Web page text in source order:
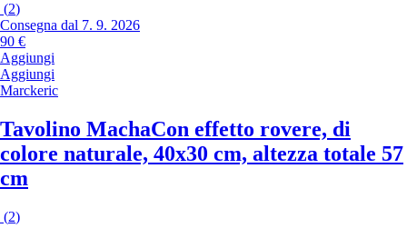
(2)
Consegna dal 7. 9. 2026
90 €
Aggiungi
Aggiungi
Marckeric
Tavolino MachaCon effetto rovere, di
colore naturale, 40x30 cm, altezza totale 57
cm
(2)